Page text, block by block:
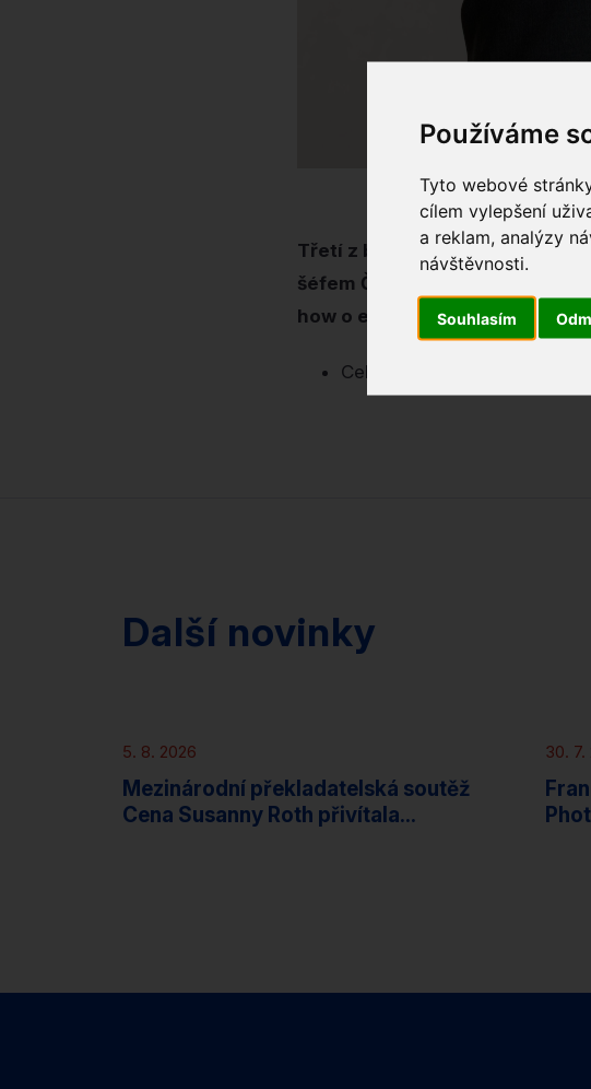
Používáme
Tyto webové
cílem vylepšení
a reklam, analýzy
návštěvnosti.
Souhlasím
Třetí z bratrů Okamurů míří do
šéfem Českého centra v
how o ekologii.
Celý článek si můžete
Další novinky
5. 8. 2026
Mezinárodní překladatelská soutěž
Cena Susanny Roth přivítala...
30. 7.